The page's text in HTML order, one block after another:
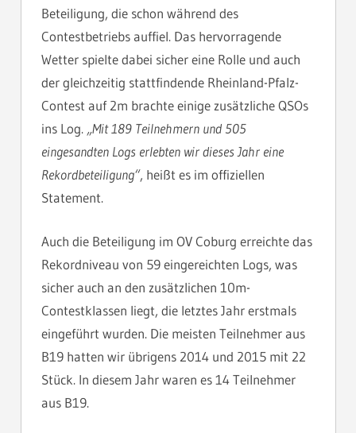
Beteiligung, die schon während des
Contestbetriebs auffiel. Das hervorragende
Wetter spielte dabei sicher eine Rolle und auch
der gleichzeitig stattfindende Rheinland-Pfalz-
Contest auf 2m brachte einige zusätzliche QSOs
ins Log. „Mit 189 Teilnehmern und 505
eingesandten Logs erlebten wir dieses Jahr eine
Rekordbeteiligung“, heißt es im offiziellen
Statement.
Auch die Beteiligung im OV Coburg erreichte das
Rekordniveau von 59 eingereichten Logs, was
sicher auch an den zusätzlichen 10m-
Contestklassen liegt, die letztes Jahr erstmals
eingeführt wurden. Die meisten Teilnehmer aus
B19 hatten wir übrigens 2014 und 2015 mit 22
Stück. In diesem Jahr waren es 14 Teilnehmer
aus B19.